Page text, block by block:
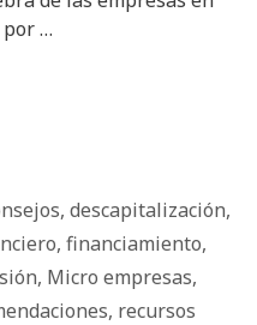
por …
, descapitalización,
, financiamiento,
, Micro empresas,
, recursos